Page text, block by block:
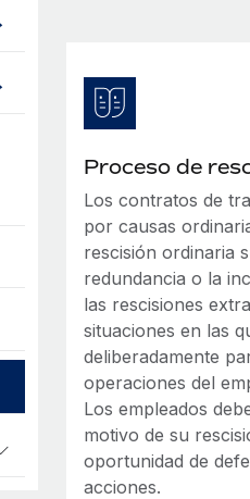
Proceso de
Los contratos de
por causas
rescisión ordinaria
redundancia o la
las rescisiones
situaciones en las
deliberadamente
operaciones del
Los empleados
motivo de su
oportunidad de
acciones.